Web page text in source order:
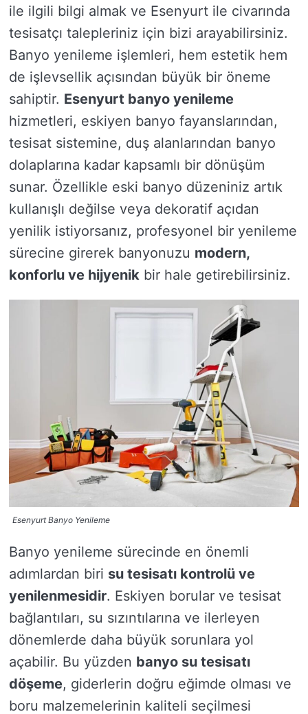
ile ilgili bilgi almak ve Esenyurt ile civarında
tesisatçı talepleriniz için bizi arayabilirsiniz.
Banyo yenileme işlemleri, hem estetik hem
de işlevsellik açısından büyük bir öneme
sahiptir. Esenyurt banyo yenileme
hizmetleri, eskiyen banyo fayanslarından,
tesisat sistemine, duş alanlarından banyo
dolaplarına kadar kapsamlı bir dönüşüm
sunar. Özellikle eski banyo düzeniniz artık
kullanışlı değilse veya dekoratif açıdan
yenilik istiyorsanız, profesyonel bir yenileme
sürecine girerek banyonuzu modern,
konforlu ve hijyenik bir hale getirebilirsiniz.
Esenyurt Banyo Yenileme
Banyo yenileme sürecinde en önemli
adımlardan biri su tesisatı kontrolü ve
yenilenmesidir. Eskiyen borular ve tesisat
bağlantıları, su sızıntılarına ve ilerleyen
dönemlerde daha büyük sorunlara yol
açabilir. Bu yüzden banyo su tesisatı
döşeme, giderlerin doğru eğimde olması ve
boru malzemelerinin kaliteli seçilmesi